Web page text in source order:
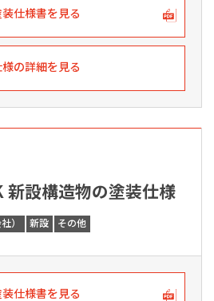
装仕様書を見る
様の詳細を見る
新設構造物の塗装仕様
） 新設 その他
装仕様書を見る